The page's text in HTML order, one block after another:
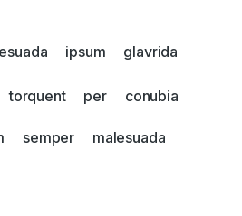
ipsum glavrida
per conubia
semper malesuada